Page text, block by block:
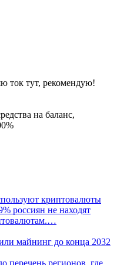
ток тут, рекомендую!
на баланс,
криптовалюты
россиян не находят
майнинг до конца 2032
перечень регионов, где